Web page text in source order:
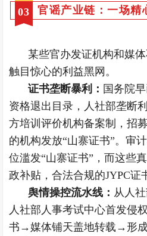
03 官谣产业链：一场精
某些官办发证机构和媒
触目惊心的利益黑网。
证书垄断暴利： 国务院
资格退出目录，人社部垄断
方培训评价机构备案制，招
的机构发放“山寨证书”。审
位滥发“山寨证书”，而这些
政补贴，合法合规的JYPC证
舆情操控流水线： 从人
人社部人事考试中心首发侵
书→媒体铺天盖地转载→形